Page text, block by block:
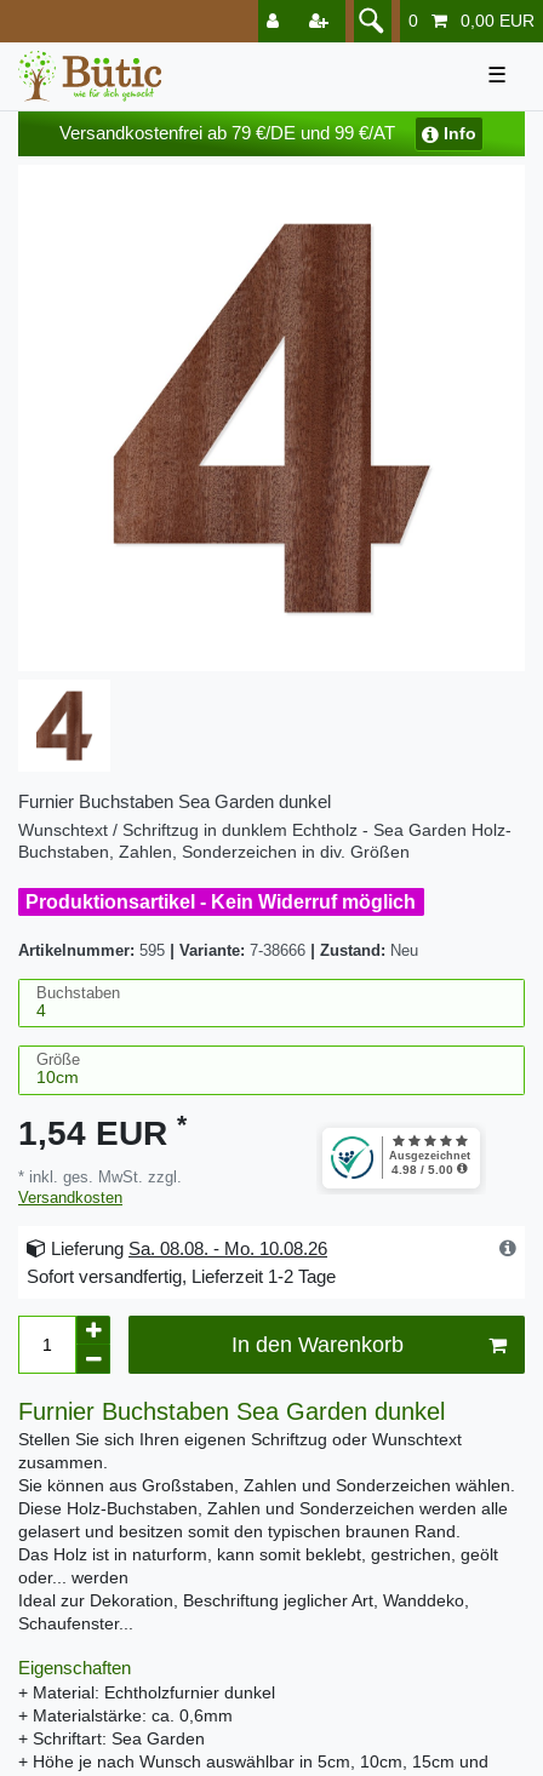
0 0,00 EUR
☰
Versandkostenfrei ab 79 €/DE und 99 €/AT Info
Furnier Buchstaben Sea Garden dunkel
Wunschtext / Schriftzug in dunklem Echtholz - Sea Garden Holz-
Buchstaben, Zahlen, Sonderzeichen in div. Größen
Produktionsartikel - Kein Widerruf möglich
Artikelnummer: 595 Variante: 7-38666 Zustand: Neu
Buchstaben
Größe
1,54 EUR *
* inkl. ges. MwSt. zzgl.
Versandkosten
Lieferung Sa. 08.08. - Mo. 10.08.26
Sofort versandfertig, Lieferzeit 1-2 Tage
In den Warenkorb
Furnier Buchstaben Sea Garden dunkel
Stellen Sie sich Ihren eigenen Schriftzug oder Wunschtext
zusammen.
Sie können aus Großstaben, Zahlen und Sonderzeichen wählen.
Diese Holz-Buchstaben, Zahlen und Sonderzeichen werden alle
gelasert und besitzen somit den typischen braunen Rand.
Das Holz ist in naturform, kann somit beklebt, gestrichen, geölt
oder... werden
Ideal zur Dekoration, Beschriftung jeglicher Art, Wanddeko,
Schaufenster...
Eigenschaften
+ Material: Echtholzfurnier dunkel
+ Materialstärke: ca. 0,6mm
+ Schriftart: Sea Garden
+ Höhe je nach Wunsch auswählbar in 5cm, 10cm, 15cm und